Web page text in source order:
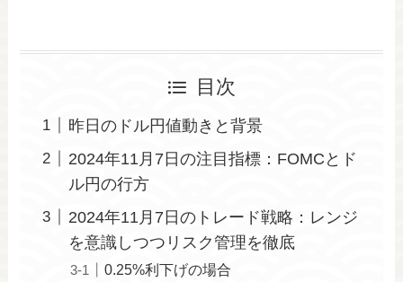
目次
昨日のドル円値動きと背景
2024年11月7日の注目指標：FOMCとド
ル円の行方
2024年11月7日のトレード戦略：レンジ
を意識しつつリスク管理を徹底
0.25%利下げの場合